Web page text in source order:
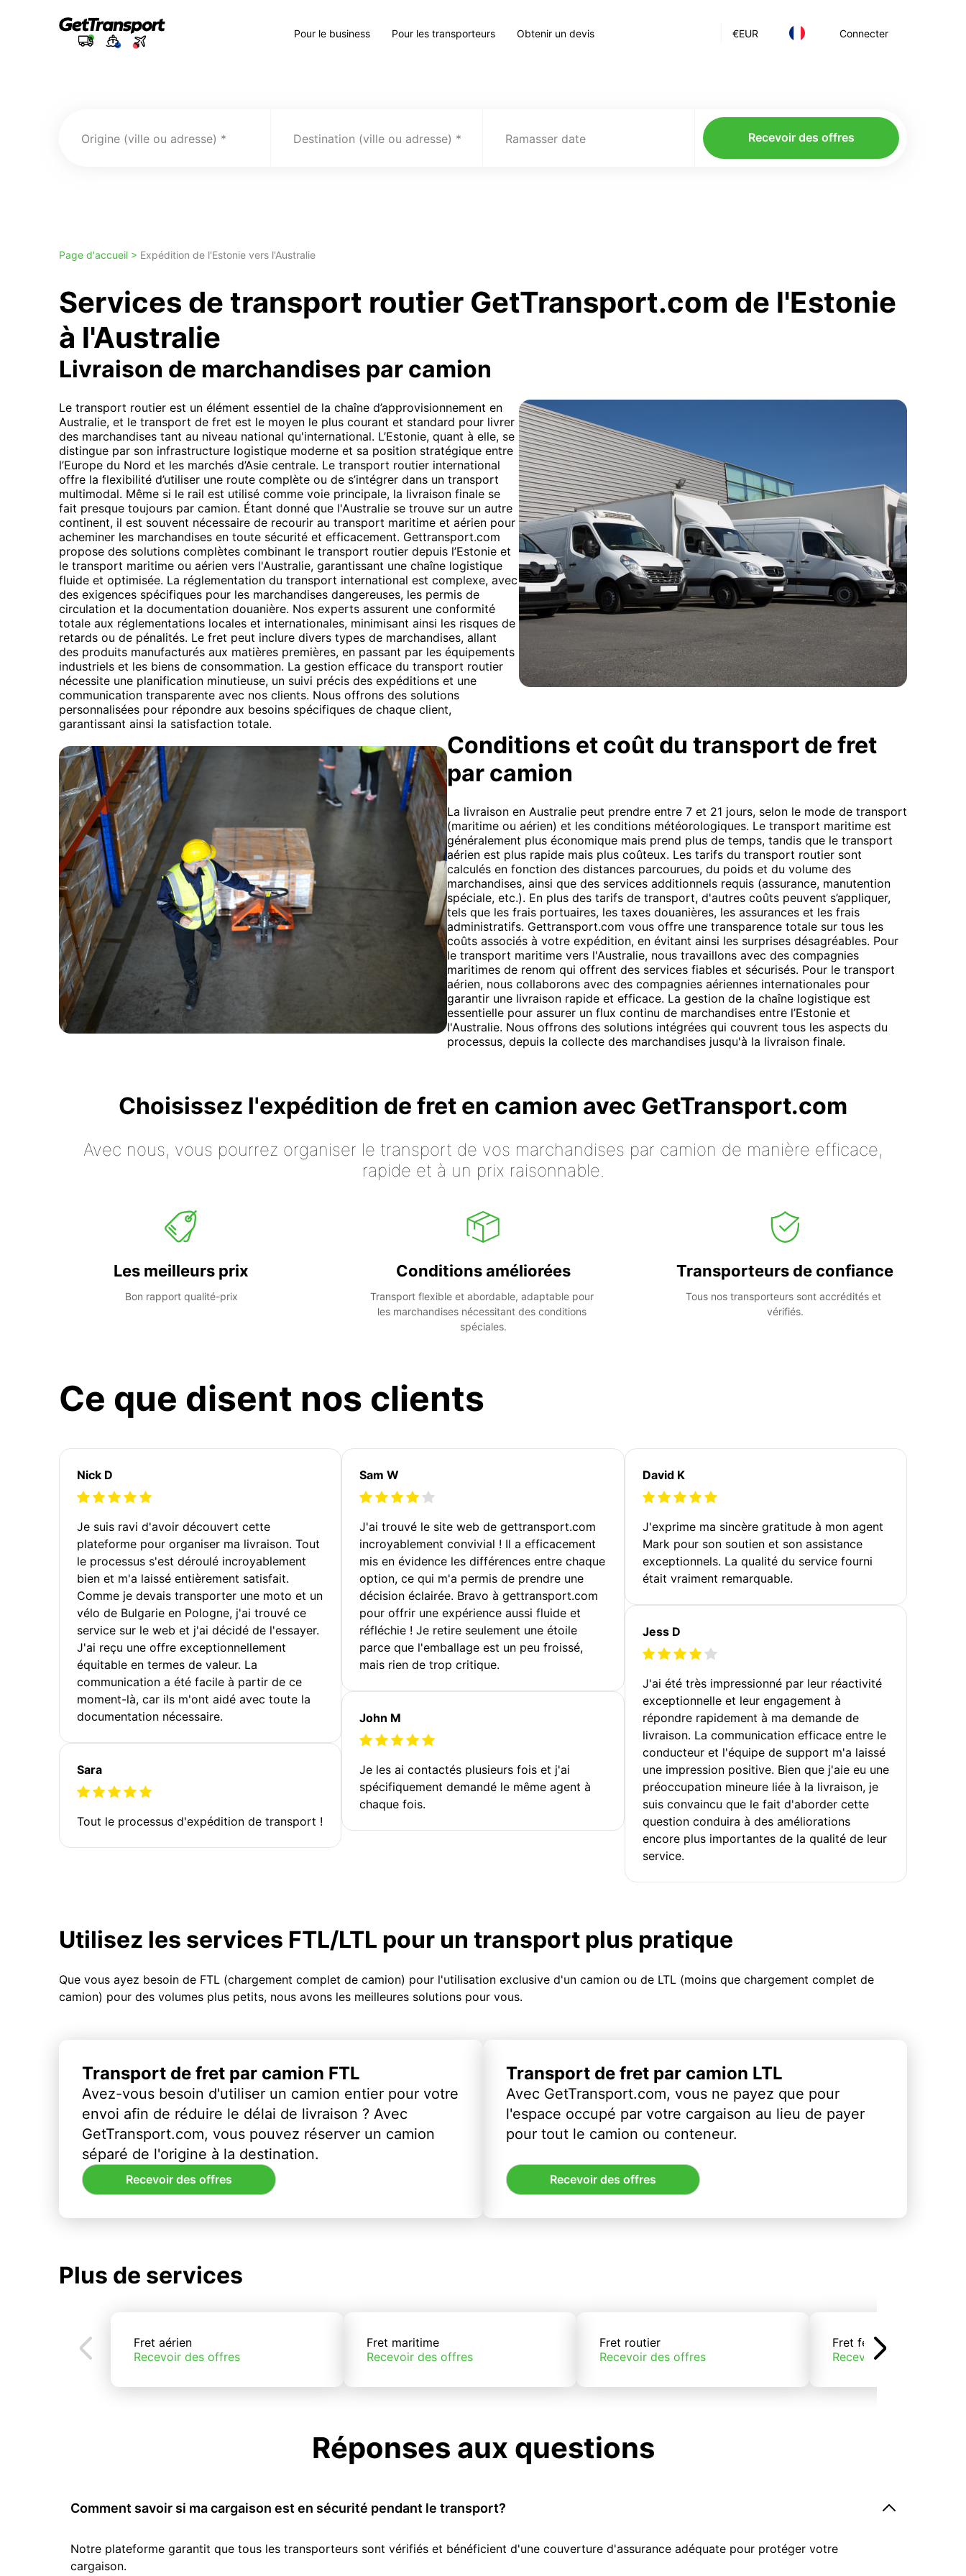
€EUR Connecter
Pour le business Pour les transporteurs Obtenir un devis
Origine (ville ou adresse) Destination (ville ou adresse) Ramasser date Recevoir des offres
Page d'accueil > Expédition de l'Estonie vers l'Australie
Services de transport routier GetTransport.com de l'Estonie
à l'Australie
Livraison de marchandises par camion
Le transport routier est un élément essentiel de la chaîne d’approvisionnement en
Australie, et le transport de fret est le moyen le plus courant et standard pour livrer
des marchandises tant au niveau national qu'international. L’Estonie, quant à elle, se
distingue par son infrastructure logistique moderne et sa position stratégique entre
l’Europe du Nord et les marchés d’Asie centrale. Le transport routier international
offre la flexibilité d’utiliser une route complète ou de s’intégrer dans un transport
multimodal. Même si le rail est utilisé comme voie principale, la livraison finale se
fait presque toujours par camion. Étant donné que l'Australie se trouve sur un autre
continent, il est souvent nécessaire de recourir au transport maritime et aérien pour
acheminer les marchandises en toute sécurité et efficacement. Gettransport.com
propose des solutions complètes combinant le transport routier depuis l’Estonie et
le transport maritime ou aérien vers l'Australie, garantissant une chaîne logistique
fluide et optimisée. La réglementation du transport international est complexe, avec
des exigences spécifiques pour les marchandises dangereuses, les permis de
circulation et la documentation douanière. Nos experts assurent une conformité
totale aux réglementations locales et internationales, minimisant ainsi les risques de
retards ou de pénalités. Le fret peut inclure divers types de marchandises, allant
des produits manufacturés aux matières premières, en passant par les équipements
industriels et les biens de consommation. La gestion efficace du transport routier
nécessite une planification minutieuse, un suivi précis des expéditions et une
communication transparente avec nos clients. Nous offrons des solutions
personnalisées pour répondre aux besoins spécifiques de chaque client,
garantissant ainsi la satisfaction totale.
Conditions et coût du transport de fret
par camion
La livraison en Australie peut prendre entre 7 et 21 jours, selon le mode de transport
(maritime ou aérien) et les conditions météorologiques. Le transport maritime est
généralement plus économique mais prend plus de temps, tandis que le transport
aérien est plus rapide mais plus coûteux. Les tarifs du transport routier sont
calculés en fonction des distances parcourues, du poids et du volume des
marchandises, ainsi que des services additionnels requis (assurance, manutention
spéciale, etc.). En plus des tarifs de transport, d'autres coûts peuvent s’appliquer,
tels que les frais portuaires, les taxes douanières, les assurances et les frais
administratifs. Gettransport.com vous offre une transparence totale sur tous les
coûts associés à votre expédition, en évitant ainsi les surprises désagréables. Pour
le transport maritime vers l'Australie, nous travaillons avec des compagnies
maritimes de renom qui offrent des services fiables et sécurisés. Pour le transport
aérien, nous collaborons avec des compagnies aériennes internationales pour
garantir une livraison rapide et efficace. La gestion de la chaîne logistique est
essentielle pour assurer un flux continu de marchandises entre l’Estonie et
l'Australie. Nous offrons des solutions intégrées qui couvrent tous les aspects du
processus, depuis la collecte des marchandises jusqu'à la livraison finale.
Choisissez l'expédition de fret en camion avec GetTransport.com
Avec nous, vous pourrez organiser le transport de vos marchandises par camion de manière efficace,
rapide et à un prix raisonnable.
Les meilleurs prix
Bon rapport qualité-prix
Conditions améliorées
Transport flexible et abordable, adaptable pour
les marchandises nécessitant des conditions
spéciales.
Transporteurs de confiance
Tous nos transporteurs sont accrédités et
vérifiés.
Ce que disent nos clients
Nick D
Je suis ravi d'avoir découvert cette
plateforme pour organiser ma livraison. Tout
le processus s'est déroulé incroyablement
bien et m'a laissé entièrement satisfait.
Comme je devais transporter une moto et un
vélo de Bulgarie en Pologne, j'ai trouvé ce
service sur le web et j'ai décidé de l'essayer.
J'ai reçu une offre exceptionnellement
équitable en termes de valeur. La
communication a été facile à partir de ce
moment-là, car ils m'ont aidé avec toute la
documentation nécessaire.
Sara
Tout le processus d'expédition de transport !
Sam W
J'ai trouvé le site web de gettransport.com
incroyablement convivial ! Il a efficacement
mis en évidence les différences entre chaque
option, ce qui m'a permis de prendre une
décision éclairée. Bravo à gettransport.com
pour offrir une expérience aussi fluide et
réfléchie ! Je retire seulement une étoile
parce que l'emballage est un peu froissé,
mais rien de trop critique.
John M
Je les ai contactés plusieurs fois et j'ai
spécifiquement demandé le même agent à
chaque fois.
David K
J'exprime ma sincère gratitude à mon agent
Mark pour son soutien et son assistance
exceptionnels. La qualité du service fourni
était vraiment remarquable.
Jess D
J'ai été très impressionné par leur réactivité
exceptionnelle et leur engagement à
répondre rapidement à ma demande de
livraison. La communication efficace entre le
conducteur et l'équipe de support m'a laissé
une impression positive. Bien que j'aie eu une
préoccupation mineure liée à la livraison, je
suis convaincu que le fait d'aborder cette
question conduira à des améliorations
encore plus importantes de la qualité de leur
service.
Utilisez les services FTL/LTL pour un transport plus pratique
Que vous ayez besoin de FTL (chargement complet de camion) pour l'utilisation exclusive d'un camion ou de LTL (moins que chargement complet de
camion) pour des volumes plus petits, nous avons les meilleures solutions pour vous.
Transport de fret par camion FTL
Avez-vous besoin d'utiliser un camion entier pour votre
envoi afin de réduire le délai de livraison ? Avec
GetTransport.com, vous pouvez réserver un camion
séparé de l'origine à la destination.
Recevoir des offres
Transport de fret par camion LTL
Avec GetTransport.com, vous ne payez que pour
l'espace occupé par votre cargaison au lieu de payer
pour tout le camion ou conteneur.
Recevoir des offres
Plus de services
Fret aérien
Recevoir des offres
Fret maritime
Recevoir des offres
Fret routier
Recevoir des offres
Fret ferroviaire
Recevoir des offres
Réponses aux questions
Comment savoir si ma cargaison est en sécurité pendant le transport?
Notre plateforme garantit que tous les transporteurs sont vérifiés et bénéficient d'une couverture d'assurance adéquate pour protéger votre
cargaison.